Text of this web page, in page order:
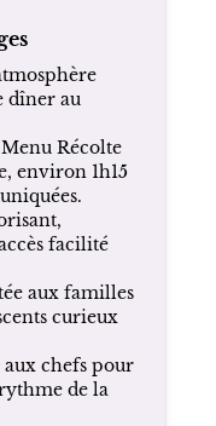
dîner au
Récolte
environ 1h15
facilité
aux familles
curieux
chefs pour
de la